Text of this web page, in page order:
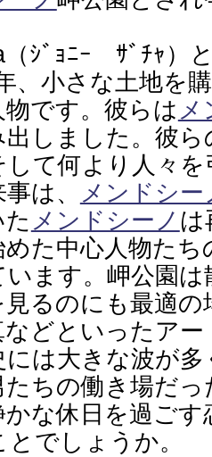
ｼﾞｮﾆｰ ｻﾞﾁｬ）
、小さな土地を
です。彼らは メ
出しました。彼
て何より人々
は、
メンドシー
メンドシーノ は
た中心人物たち
います。岬公園
るのにも最適の
などといったア
には大きな波が
ちの働き場だ
な休日を過ご
でしょうか。